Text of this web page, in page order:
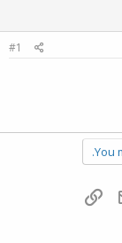
#1
You
דואר אלקטרוני